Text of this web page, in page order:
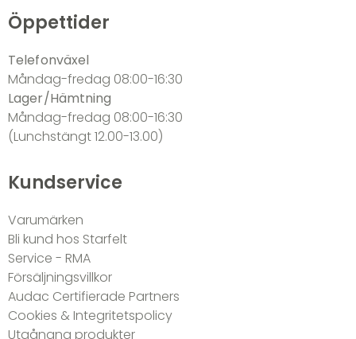
Öppettider
Telefonväxel
Måndag-fredag 08:00-16:30
Lager/Hämtning
Måndag-fredag 08:00-16:30
(Lunchstängt 12.00-13.00)
Kundservice
Varumärken
Bli kund hos Starfelt
Service - RMA
Försäljningsvillkor
Audac Certifierade Partners
Cookies & Integritetspolicy
Utgångna produkter